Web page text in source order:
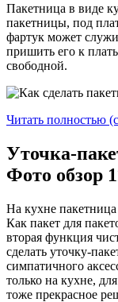
Пакетница в виде
пакетницы, под
фартук может
пришить его к
свободной.
Читать полностью
Уточка-
Фото обзор
На кухне
Как пакет для
вторая функция
сделать уточку-
симпатичного
только на кухне,
тоже прекрасное